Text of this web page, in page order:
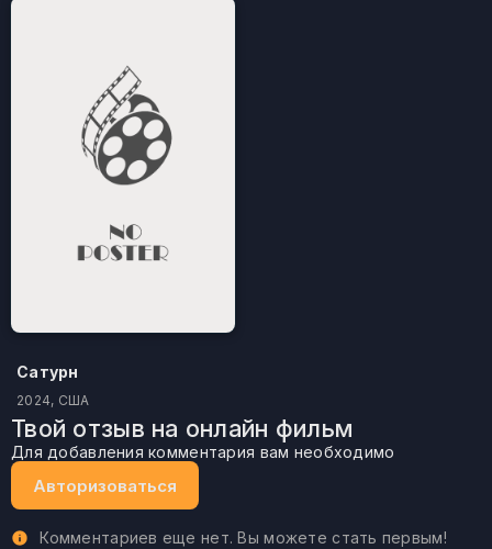
Сатурн
2024, США
Твой отзыв на онлайн фильм
Для добавления комментария вам необходимо
Авторизоваться
Комментариев еще нет. Вы можете стать первым!